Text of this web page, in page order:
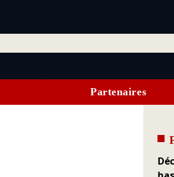
Partenaires